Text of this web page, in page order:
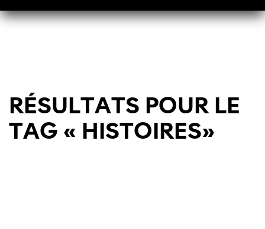
RÉSULTATS POUR LE
TAG « HISTOIRES»